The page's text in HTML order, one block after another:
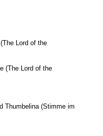
Lord of the
(The Lord of the
Thumbelina (Stimme im